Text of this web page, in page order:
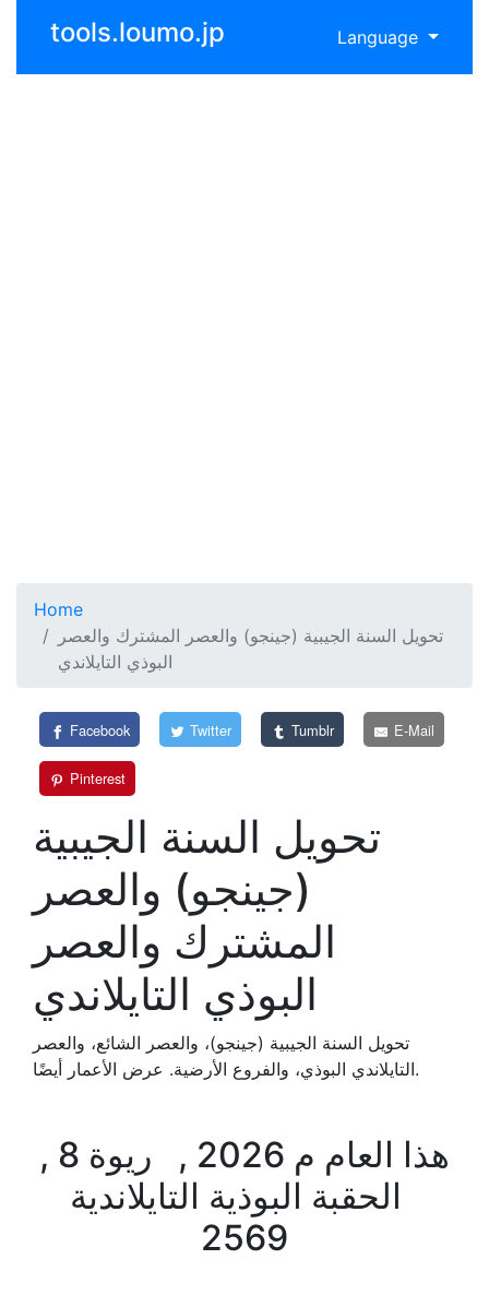
tools.loumo.jp Language
Home
تحويل السنة الجيبية (جينجو) والعصر المشترك والعصر
البوذي التايلاندي
Facebook Twitter Tumblr E-Mail
Pinterest
تحويل السنة الجيبية
(جينجو) والعصر
المشترك والعصر
البوذي التايلاندي
تحويل السنة الجيبية (جينجو)، والعصر الشائع، والعصر
التايلاندي البوذي، والفروع الأرضية. عرض الأعمار أيضًا.
هذا العام م 2026 , ريوة 8 ,
الحقبة البوذية التايلاندية
2569